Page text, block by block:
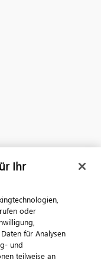
Ihr
oder
für Analysen
und
teilweise an